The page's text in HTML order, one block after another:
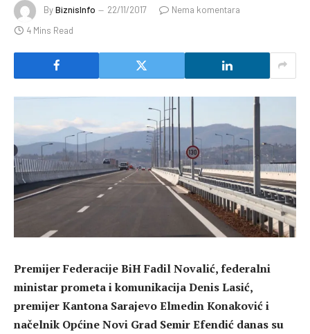
ByBiznisInfo 22/11/2017
Nema komentara
4 Mins Read
Premijer Federacije BiH Fadil Novalić, federalni
ministar prometa i komunikacija Denis Lasić,
premijer Kantona Sarajevo Elmedin Konaković i
načelnik Općine Novi Grad Semir Efendić danas su